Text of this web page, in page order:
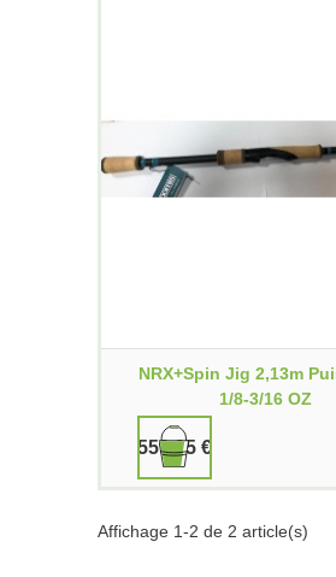
NRX+Spin Jig 2,13m
1/8-3/16 OZ
559,95 €
Affichage 1-2 de 2 article(s)